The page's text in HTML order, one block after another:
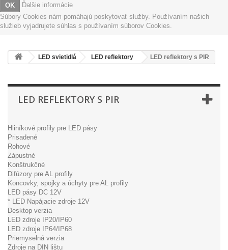
OK
Ďalšie informácie
Súbory Cookies nám pomáhajú poskytovať služby. Používaním našich
služieb vyjadrujete súhlas s používaním súborov Cookies.
LED svietidlá LED reflektory LED reflektory s PIR
LED REFLEKTORY S PIR
Hliníkové profily pre LED pásy
Prisadené
Rohové
Zápustné
Konštrukčné
Difúzory pre AL profily
Koncovky, spojky a úchyty pre AL profily
LED pásy DC 12V
* LED Napájacie zdroje 12V
Desktop verzia
LED zdroje IP20/IP60
LED zdroje IP64/IP68
Priemyselná verzia
Zdroje na DIN lištu